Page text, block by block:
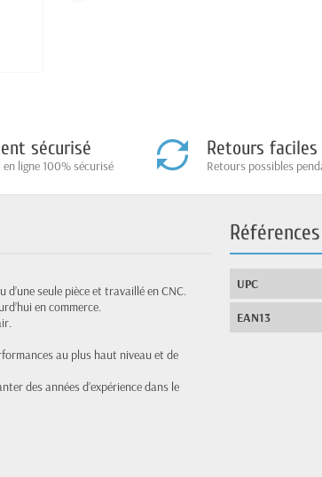
sécurisé
en ligne 100% sécurisé
Retours faciles
Retours possibles
seule pièce et travaillé en CNC.
en commerce.
au plus haut niveau et de
des années d’expérience dans le
UPC
EAN13